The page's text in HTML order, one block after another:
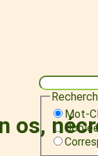
Mot-
os,